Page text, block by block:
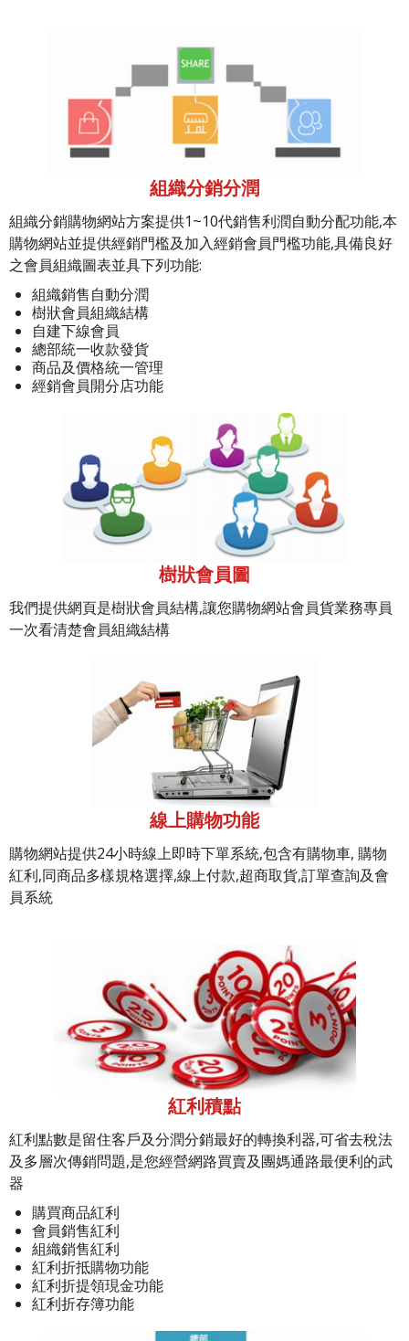
組織分銷分潤
組織分銷購物網站方案提供1~10代銷售利潤自動分配功能,本
購物網站並提供經銷門檻及加入經銷會員門檻功能,具備良好
之會員組織圖表並具下列功能:
組織銷售自動分潤
樹狀會員組織結構
自建下線會員
總部統一收款發貨
商品及價格統一管理
經銷會員開分店功能
樹狀會員圖
我們提供網頁是樹狀會員結構,讓您購物網站會員貨業務專員
一次看清楚會員組織結構
線上購物功能
購物網站提供24小時線上即時下單系統,包含有購物車, 購物
紅利,同商品多樣規格選擇,線上付款,超商取貨,訂單查詢及會
員系統
紅利積點
紅利點數是留住客戶及分潤分銷最好的轉換利器,可省去稅法
及多層次傳銷問題,是您經營網路買賣及團媽通路最便利的武
器
購買商品紅利
會員銷售紅利
組織銷售紅利
紅利折抵購物功能
紅利折提領現金功能
紅利折存簿功能